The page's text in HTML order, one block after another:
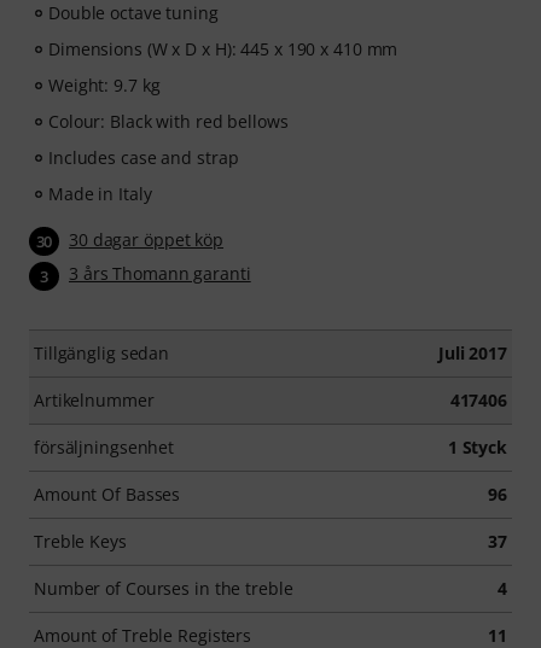
Double octave tuning
Dimensions (W x D x H): 445 x 190 x 410 mm
Weight: 9.7 kg
Colour: Black with red bellows
Includes case and strap
Made in Italy
30 30 dagar öppet köp
3 3 års Thomann garanti
Tillgänglig sedan Juli 2017
Artikelnummer 417406
försäljningsenhet 1 Styck
Amount Of Basses 96
Treble Keys 37
Number of Courses in the treble 4
Amount of Treble Registers 11